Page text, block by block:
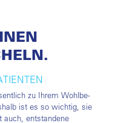
zu Ihrem Wohl­­be­
ist es so wichtig, sie
auch, entstandene